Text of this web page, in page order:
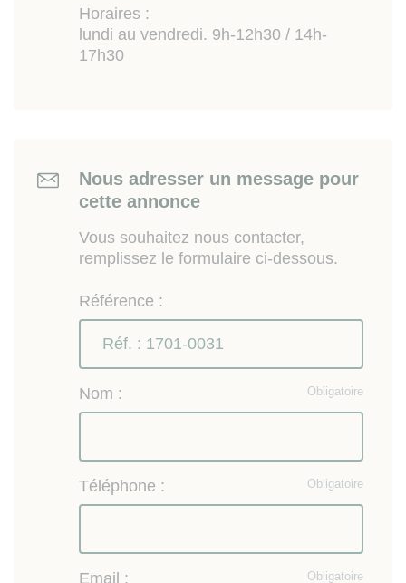
Horaires :
lundi au vendredi. 9h-12h30 / 14h-
17h30
Nous adresser un message pour
cette annonce
Vous souhaitez nous contacter,
remplissez le formulaire ci-dessous.
Référence :
Obligatoire
Nom :
Obligatoire
Téléphone :
Obligatoire
Email :